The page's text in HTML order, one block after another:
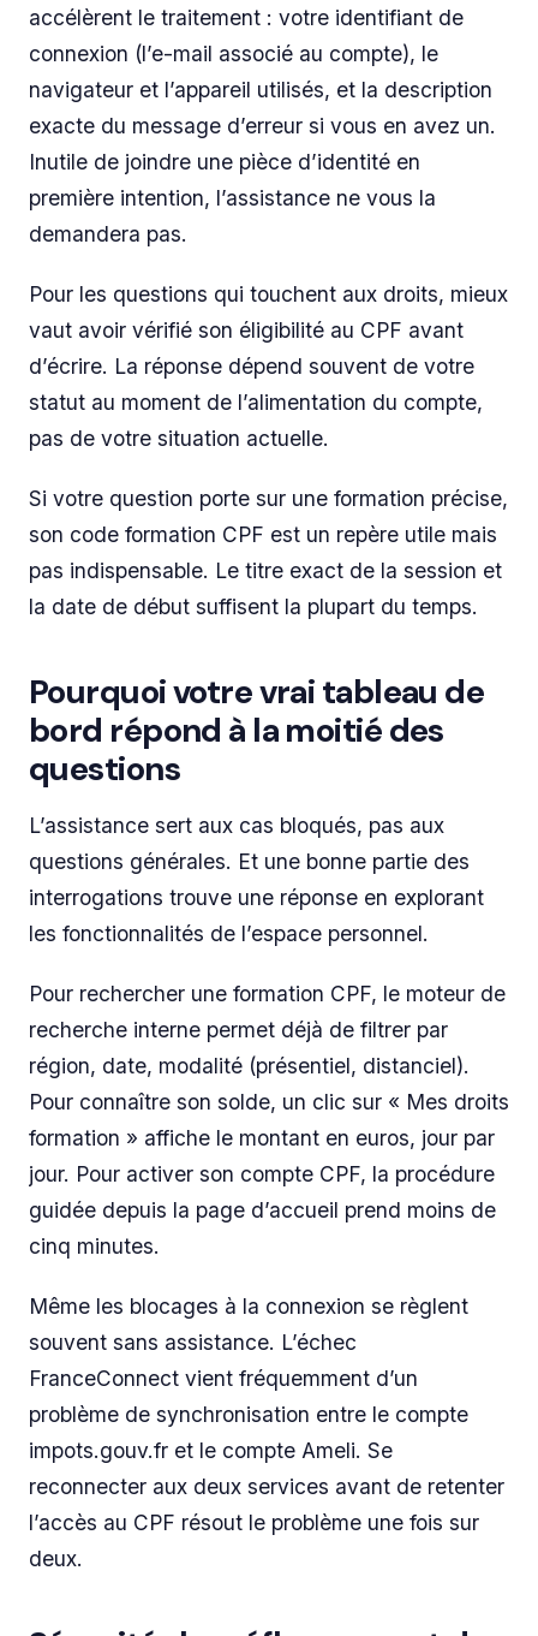
accélèrent le traitement : votre identifiant de
connexion (l’e-mail associé au compte), le
navigateur et l’appareil utilisés, et la description
exacte du message d’erreur si vous en avez un.
Inutile de joindre une pièce d’identité en
première intention, l’assistance ne vous la
demandera pas.
Pour les questions qui touchent aux droits, mieux
vaut avoir vérifié son éligibilité au CPF avant
d’écrire. La réponse dépend souvent de votre
statut au moment de l’alimentation du compte,
pas de votre situation actuelle.
Si votre question porte sur une formation précise,
son code formation CPF est un repère utile mais
pas indispensable. Le titre exact de la session et
la date de début suffisent la plupart du temps.
Pourquoi votre vrai tableau de
bord répond à la moitié des
questions
L’assistance sert aux cas bloqués, pas aux
questions générales. Et une bonne partie des
interrogations trouve une réponse en explorant
les fonctionnalités de l’espace personnel.
Pour rechercher une formation CPF, le moteur de
recherche interne permet déjà de filtrer par
région, date, modalité (présentiel, distanciel).
Pour connaître son solde, un clic sur « Mes droits
formation » affiche le montant en euros, jour par
jour. Pour activer son compte CPF, la procédure
guidée depuis la page d’accueil prend moins de
cinq minutes.
Même les blocages à la connexion se règlent
souvent sans assistance. L’échec
FranceConnect vient fréquemment d’un
problème de synchronisation entre le compte
impots.gouv.fr et le compte Ameli. Se
reconnecter aux deux services avant de retenter
l’accès au CPF résout le problème une fois sur
deux.